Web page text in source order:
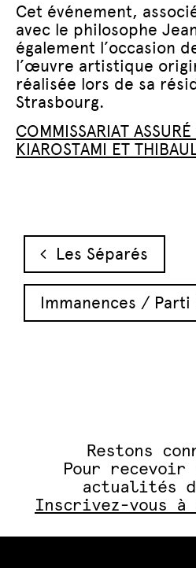
Cet événement,
avec le philosophe
également l’occasion
l’œuvre artistique
réalisée lors de sa
Strasbourg.
COMMISSARIAT
KIAROSTAMI ET
Navigation
Les Séparés
Immanences /
Restons
Pour
actualités du
Inscrivez-vous